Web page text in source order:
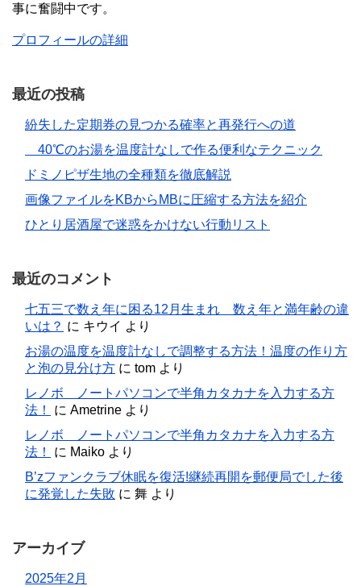
事に奮闘中です。
プロフィールの詳細
最近の投稿
紛失した定期券の見つかる確率と再発行への道
40℃のお湯を温度計なしで作る便利なテクニック
ドミノピザ生地の全種類を徹底解説
画像ファイルをKBからMBに圧縮する方法を紹介
ひとり居酒屋で迷惑をかけない行動リスト
最近のコメント
七五三で数え年に困る12月生まれ 数え年と満年齢の違
いは？ に キウイ より
お湯の温度を温度計なしで調整する方法！温度の作り方
と泡の見分け方 に tom より
レノボ ノートパソコンで半角カタカナを入力する方
法！
に Ametrine より
レノボ ノートパソコンで半角カタカナを入力する方
法！
に Maiko より
B’zファンクラブ休眠を復活!継続再開を郵便局でした後
に発覚した失敗 に 舞 より
アーカイブ
2025年2月